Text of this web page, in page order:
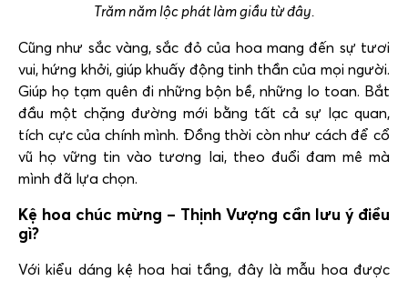
Trăm năm lộc phát làm giầu từ đây.
Cũng như sắc vàng, sắc đỏ của hoa mang đến sự tươi
vui, hứng khởi, giúp khuấy động tinh thần của mọi người.
Giúp họ tạm quên đi những bộn bề, những lo toan. Bắt
đầu một chặng đường mới bằng tất cả sự lạc quan,
tích cực của chính mình. Đồng thời còn như cách để cổ
vũ họ vững tin vào tương lai, theo đuổi đam mê mà
mình đã lựa chọn.
Kệ hoa chúc mừng – Thịnh Vượng cần lưu ý điều
gì?
Với kiểu dáng kệ hoa hai tầng, đây là mẫu hoa được